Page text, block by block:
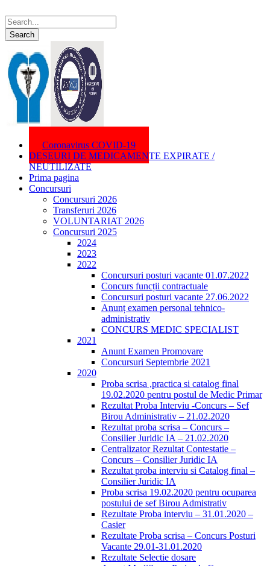
Coronavirus COVID-19
DEȘEURI DE MEDICAMENTE EXPIRATE /
NEUTILIZATE
Prima pagina
Concursuri
Concursuri 2026
Transferuri 2026
VOLUNTARIAT 2026
Concursuri 2025
2024
2023
2022
Concursuri posturi vacante 01.07.2022
Concurs funcții contractuale
Concursuri posturi vacante 27.06.2022
Anunț examen personal tehnico-
administrativ
CONCURS MEDIC SPECIALIST
2021
Anunt Examen Promovare
Concursuri Septembrie 2021
2020
Proba scrisa ,practica si catalog final
19.02.2020 pentru postul de Medic Primar
Rezultat Proba Interviu -Concurs – Sef
Birou Administrativ – 21.02.2020
Rezultat proba scrisa – Concurs –
Consilier Juridic IA – 21.02.2020
Centralizator Rezultat Contestatie –
Concurs – Consilier Juridic IA
Rezultat proba interviu si Catalog final –
Consilier Juridic IA
Proba scrisa 19.02.2020 pentru ocuparea
postului de sef Birou Admistrativ
Rezultate Proba interviu – 31.01.2020 –
Casier
Rezultate Proba scrisa – Concurs Posturi
Vacante 29.01-31.01.2020
Rezultate Selectie dosare